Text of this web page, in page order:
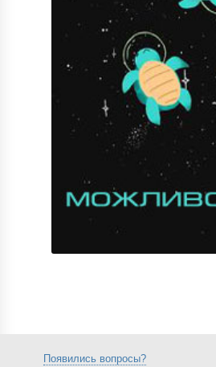
Появились вопросы?